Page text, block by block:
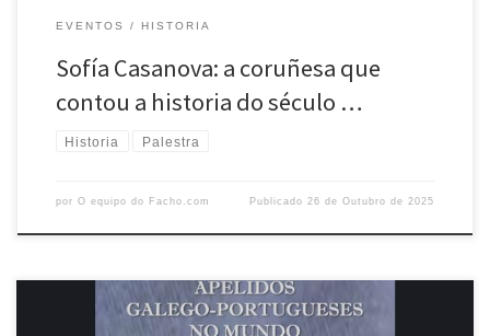
EVENTOS HISTORIA
Sofía Casanova: a coruñesa que
contou a historia do século …
Historia Palestra
por O equipo do Facho.com Publicado 26 de Outubro de 2025